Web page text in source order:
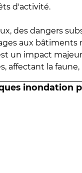
d'activité.
des dangers
aux bâtiments
un impact
affectant la faune,
inondation